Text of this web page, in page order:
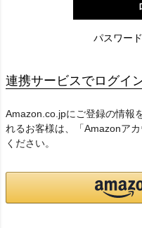
パスワー
連携サービスでログイ
Amazon.co.jpにご登録の情報
れるお客様は、「Amazonア
ください。